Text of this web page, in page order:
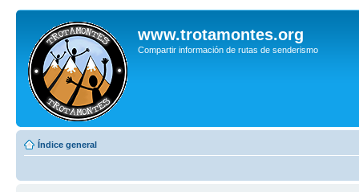
www.trotamontes.org
Compartir información de rutas de senderismo
Índice general